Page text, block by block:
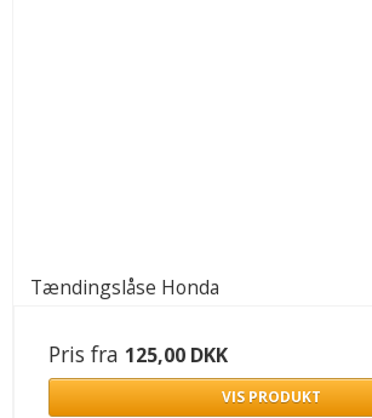
Tændingslåse Honda
Pris fra 125,00 DKK
VIS PRODUKT